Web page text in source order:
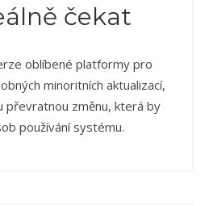
čekat
oblíbené platformy pro
minoritních aktualizací,
převratnou změnu, která by
používání systému.